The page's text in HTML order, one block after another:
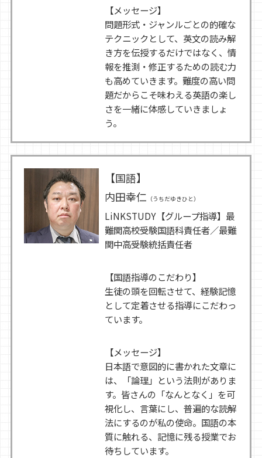
【メッセージ】
問題形式・ジャンルごとの的確な
テクニックとして、英文の読み解
き方を伝授するだけではなく、情
報を推測・修正するための読む力
も高めていきます。難度の高い問
題だからこそ味わえる英語の楽し
さを一緒に体感していきましょ
う。
【国語】
内田幸仁 （うちだゆきひと）
LiNKSTUDY【グループ指導】最
難関高校受験国語科責任者／最難
関中高受験統括責任者
【国語指導のこだわり】
生徒の頭を回転させて、経験記憶
として定着させる指導にこだわっ
ています。
【メッセージ】
日本語で意図的に書かれた文章に
は、「論理」という法則がありま
す。皆さんの「なんとなく」を可
視化し、言葉にし、普遍的な読解
法にするのが私の使命。国語の本
質に触れる、記憶に残る授業でお
待ちしています。